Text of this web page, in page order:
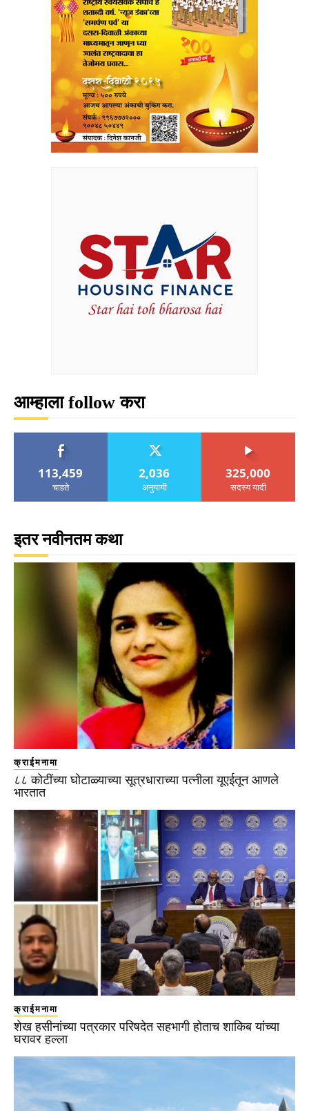
आम्हाला follow करा
113,459
चाहते
2,036
अनुयायी
325,000
सदस्य यादी
इतर नवीनतम कथा
क्राईमनामा
८८ कोटींच्या घोटाळ्याच्या सूत्रधाराच्या पत्नीला यूएईतून आणले
भारतात
क्राईमनामा
शेख हसीनांच्या पत्रकार परिषदेत सहभागी होताच शाकिब यांच्या
घरावर हल्ला